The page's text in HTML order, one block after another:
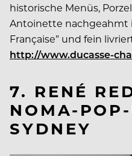
historische Menüs,
Antoinette nachgeahmt
Française” und fein
http://www.ducasse-
7. RENÉ
NOMA-
SYDNEY